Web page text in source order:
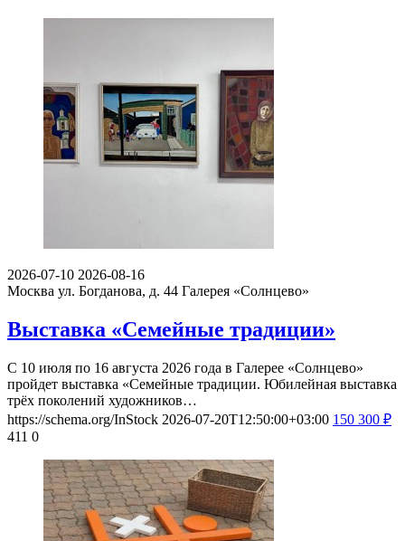
2026-07-10 2026-08-16
Москва ул. Богданова, д. 44 Галерея «Солнцево»
Выставка «Семейные традиции»
С 10 июля по 16 августа 2026 года в Галерее «Солнцево»
пройдет выставка «Семейные традиции. Юбилейная выставка
трёх поколений художников…
https://schema.org/InStock 2026-07-20T12:50:00+03:00 150 300 ₽
411 0